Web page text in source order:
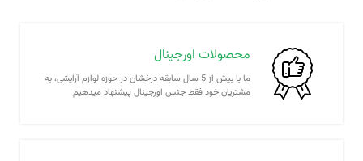
محصولات اورجینال
ما با بیش از 5 سال سابقه درخشان در حوزه لوازم آرایشی، به
مشتریان خود فقط جنس اورجینال پیشنهاد میدهیم